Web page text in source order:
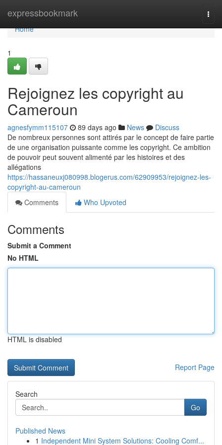
expressbookmark
Home
Home
1
Rejoignez les copyright au
Cameroun
agnesfymm115107 89 days ago News
Discuss
De nombreux personnes sont attirés par le concept de faire partie
de une organisation puissante comme les copyright. Ce ambition
de pouvoir peut souvent alimenté par les histoires et des
allégations
https://hassaneuxj080998.blogerus.com/62909953/rejoignez-les-
copyright-au-cameroun
Comments
Who Upvoted
Comments
Submit a Comment
No HTML
HTML is disabled
Report Page
Search
Go
Published News
1 Independent Mini System Solutions: Cooling Comf...